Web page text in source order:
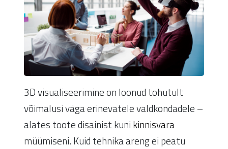
3D visualiseerimine on loonud tohutult
võimalusi väga erinevatele valdkondadele –
alates toote disainist kuni kinnisvara
müümiseni. Kuid tehnika areng ei peatu